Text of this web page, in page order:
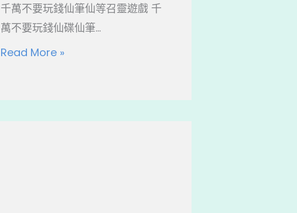
千萬不要玩錢仙筆仙等召靈遊戲 千
萬不要玩錢仙碟仙筆...
Read More »